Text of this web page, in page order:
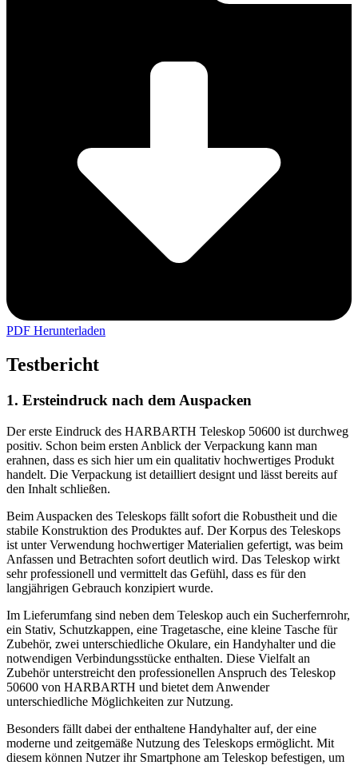
PDF Herunterladen
Testbericht
1. Ersteindruck nach dem Auspacken
Der erste Eindruck des HARBARTH Teleskop 50600 ist durchweg
positiv. Schon beim ersten Anblick der Verpackung kann man
erahnen, dass es sich hier um ein qualitativ hochwertiges Produkt
handelt. Die Verpackung ist detailliert designt und lässt bereits auf
den Inhalt schließen.
Beim Auspacken des Teleskops fällt sofort die Robustheit und die
stabile Konstruktion des Produktes auf. Der Korpus des Teleskops
ist unter Verwendung hochwertiger Materialien gefertigt, was beim
Anfassen und Betrachten sofort deutlich wird. Das Teleskop wirkt
sehr professionell und vermittelt das Gefühl, dass es für den
langjährigen Gebrauch konzipiert wurde.
Im Lieferumfang sind neben dem Teleskop auch ein Sucherfernrohr,
ein Stativ, Schutzkappen, eine Tragetasche, eine kleine Tasche für
Zubehör, zwei unterschiedliche Okulare, ein Handyhalter und die
notwendigen Verbindungsstücke enthalten. Diese Vielfalt an
Zubehör unterstreicht den professionellen Anspruch des Teleskop
50600 von HARBARTH und bietet dem Anwender
unterschiedliche Möglichkeiten zur Nutzung.
Besonders fällt dabei der enthaltene Handyhalter auf, der eine
moderne und zeitgemäße Nutzung des Teleskops ermöglicht. Mit
diesem können Nutzer ihr Smartphone am Teleskop befestigen, um